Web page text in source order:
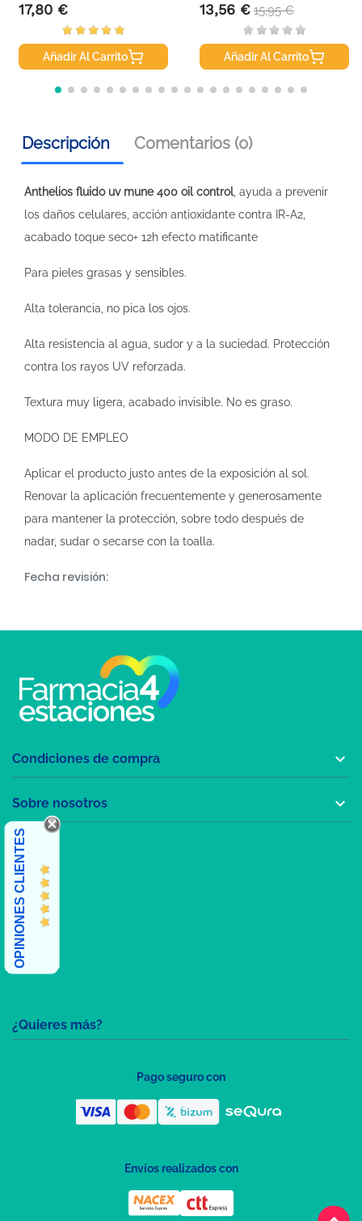
Precio
17,80 €
Añadir Al Carrito
Precio
13,56 € Precio base
15,95 €
Añadir Al Carrito
Descripción Comentarios (0)
Anthelios fluido uv mune 400 oil control, ayuda a prevenir
los daños celulares, acción antioxidante contra IR-A2,
acabado toque seco+ 12h efecto matificante
Para pieles grasas y sensibles.
Alta tolerancia, no pica los ojos.
Alta resistencia al agua, sudor y a la suciedad. Protección
contra los rayos UV reforzada.
Textura muy ligera, acabado invisible. No es graso.
MODO DE EMPLEO
Aplicar el producto justo antes de la exposición al sol.
Renovar la aplicación frecuentemente y generosamente
para mantener la protección, sobre todo después de
nadar, sudar o secarse con la toalla.
Fecha revisión:
¿Quieres más?
Condiciones de compra 
Sobre nosotros 
OPINIONES CLIENTES
Pago seguro con
Envíos realizados con